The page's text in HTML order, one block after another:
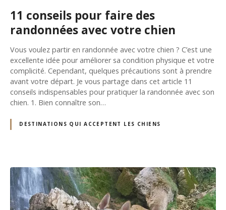
11 conseils pour faire des
randonnées avec votre chien
Vous voulez partir en randonnée avec votre chien ? C’est une
excellente idée pour améliorer sa condition physique et votre
complicité. Cependant, quelques précautions sont à prendre
avant votre départ. Je vous partage dans cet article 11
conseils indispensables pour pratiquer la randonnée avec son
chien. 1. Bien connaître son…
DESTINATIONS QUI ACCEPTENT LES CHIENS